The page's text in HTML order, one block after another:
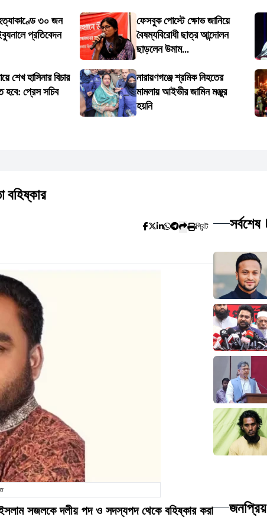
৩০ জন
প্রতিবেদন
ফেসবুক পোস্টে ক্ষোভ জানিয়ে
বৈষম্যবিরোধী ছাত্র আন্দোলন
ছাড়লেন উমাম...
শেখ হাসিনার বিচার
হবে: প্রেস সচিব
নারায়ণগঞ্জে শ্রমিক নিহতের
মামলায় আইভীর জামিন মঞ্জুর
হয়নি
বহিষ্কার
প্রিন্ট
সজলকে দলীয় পদ ও সদস্যপদ থেকে বহিষ্কার করা
সর্বশেষ
জনপ্রিয়